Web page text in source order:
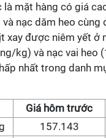
mặt hàng có giá
nạc dăm heo cùng
xay được niêm yết
kg) và nạc vai heo
nhất trong danh
Giá hôm trước
157.143